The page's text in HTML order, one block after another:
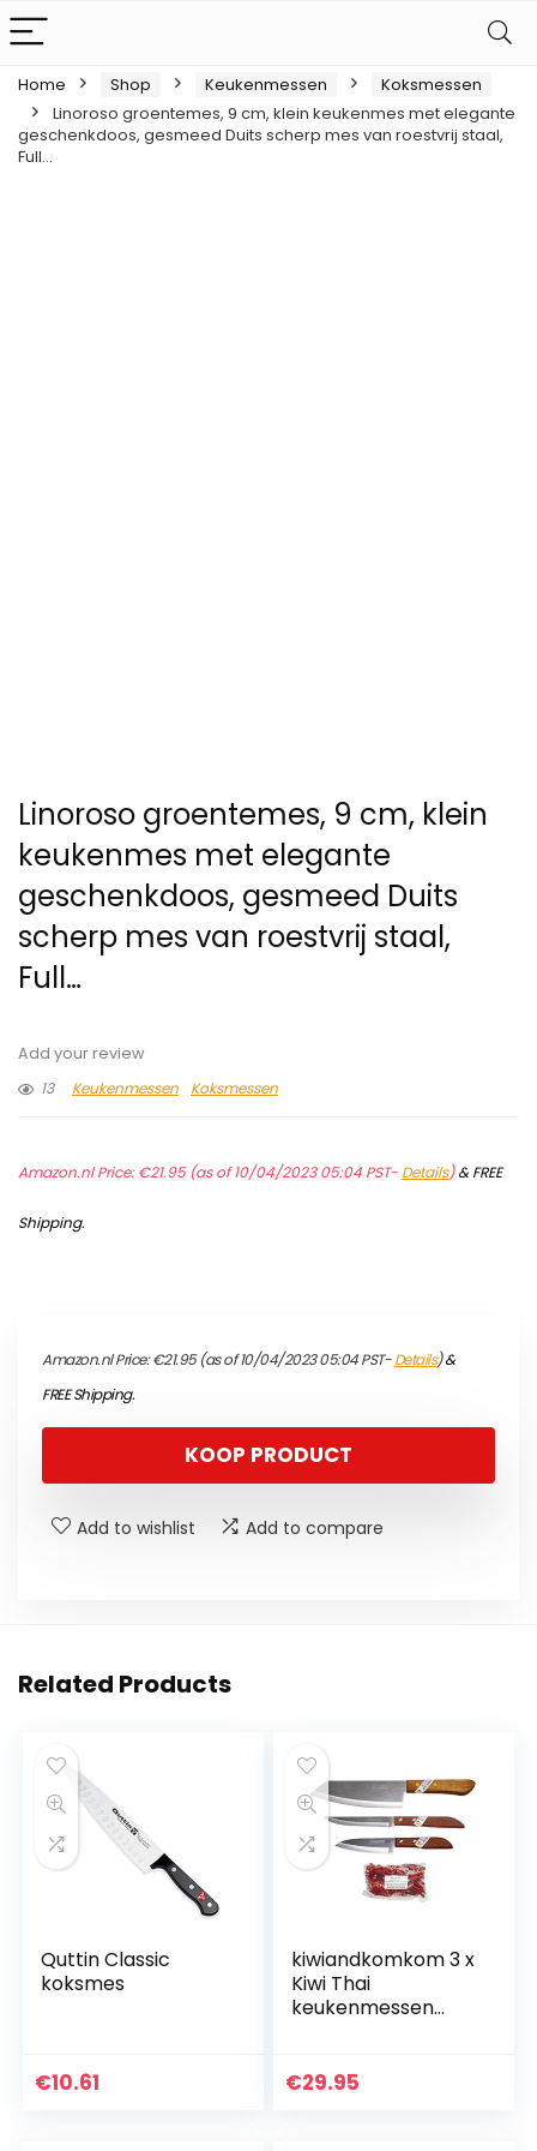
Home Shop Keukenmessen
Koksmessen
Linoroso groentemes, 9 cm, klein keukenmes met elegante
geschenkdoos, gesmeed Duits scherp mes van roestvrij staal,
Full…
Linoroso groentemes, 9 cm, klein
keukenmes met elegante
geschenkdoos, gesmeed Duits
scherp mes van roestvrij staal,
Full…
Add your review
13
Keukenmessen Koksmessen
Amazon.nl Price:€21.95(as of 10/04/2023 05:04 PST- Details)&FREE
Shipping.
Amazon.nl Price:€21.95(as of 10/04/2023 05:04 PST-Details)&
FREE Shipping.
KOOP PRODUCT
Add to wishlist Add to compare
Related Products
Quttin Classic
koksmes
€10.61
kiwiandkomkom 3 x
Kiwi Thai
keukenmessen
scherp uit de Isaan
€29.95